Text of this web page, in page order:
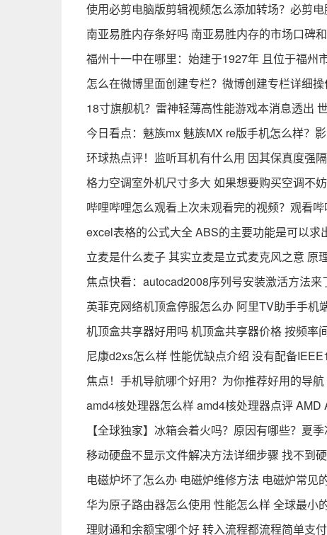
使用必剪电脑版剪辑视频怎么添加转场？必剪
南亚易胜内存条好吗 南亚易胜内存的市场口碑
福州十一中在哪里：始建于1927年 且位于福州
怎么在微博里面创建专栏？微博创建专栏详细
18寸旗舰机？雷神轻薄高性能游戏本消息透出
今日看点：魅族mx 魅族MX re版手机怎么样？
环球热点评！监听耳机有什么用 因其保真度强
格力空调室外机尺寸多大 如果想要购买空调不
哔哩哔哩怎么观看上次未观看完的视频？观看
excel表格的公式大全 ABS的主要功能是可以求
立麦是什么麦子 其实立麦是立式麦克风之意 原
焦点快看：autocad2008序列号安装激活方法
英菲克网络机顶盒停服怎么办 阿里TV助手手机
机顶盒共享器好用吗 机顶盒共享器价格 按频率
尼康d2xs怎么样 性能优缺点介绍 没有配备
焦点！手机导航哪个好用？为你推荐好用的导
amd4核处理器怎么样 amd4核处理器点评
【全球独家】冰箱会着火吗？原因有哪些？夏
移动硬盘不显示文件解决方法详细步骤 找不到
电磁炉坏了怎么办 电磁炉维修方法 电磁炉常见
华为原子路由器怎么使用 性能怎么样 全球最小
理财通和余额宝哪个好 转入流程都流程简单支